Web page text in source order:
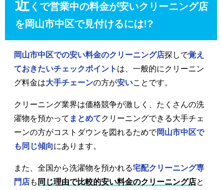
近 くで営業中の料金が安いクリーニング店
を岡山市中区で見付けるには!?
岡山市中区での安い料金のクリーニング店探しで覚え
ておきたいチェックポイント は、一般的にクリーニン
グ料金は大手チェーンの方が安いことです。
クリーニング業界は価格競争が激しく、たくさんの洗
濯物を預かって まとめてクリーニングできる大手チェ
ーンの方がコストダウンを図れるためで岡山市中区で
も同じ傾向にあります。
また、全国から洗濯物を預かれる宅配クリーニング専
門店も 同じ理由で比較的安い料金のクリーニング店と